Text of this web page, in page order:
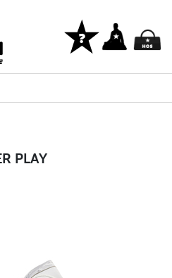
PLAY